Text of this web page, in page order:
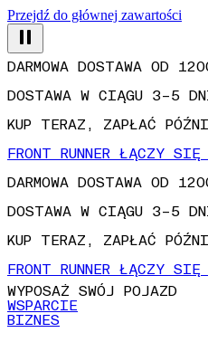
Przejdź do głównej zawartości
DOSTAWA W CIĄGU 3–5 DNI
KUP TERAZ, ZAPŁAĆ
FRONT RUNNER ŁĄCZY
DARMOWA DOSTAWA OD
DOSTAWA W CIĄGU 3–5 DNI
KUP TERAZ, ZAPŁAĆ
FRONT RUNNER ŁĄCZY
WYPOSAŻ SWÓJ POJAZD
WSPARCIE
BIZNES